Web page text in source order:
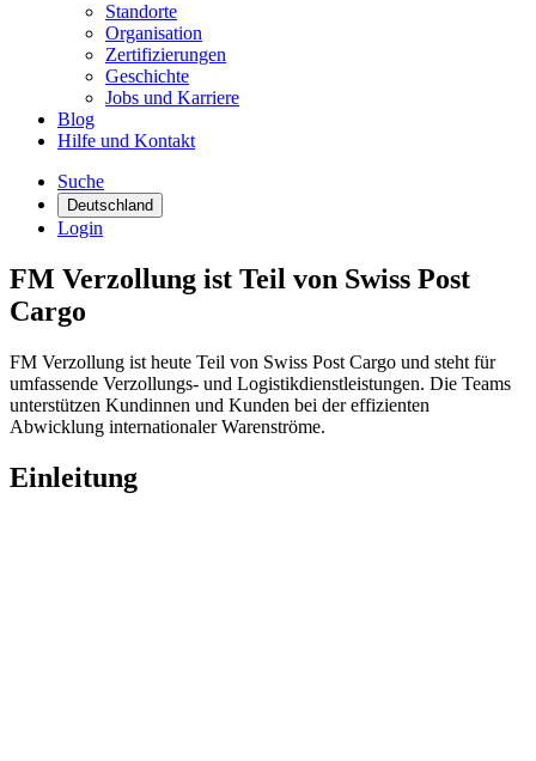
Standorte
Organisation
Zertifizierungen
Geschichte
Jobs und Karriere
Blog
Hilfe und Kontakt
Suche
Deutschland
Login
FM Verzollung ist Teil von Swiss Post
Cargo
FM Verzollung ist heute Teil von Swiss Post Cargo und steht für
umfassende Verzollungs- und Logistikdienstleistungen. Die Teams
unterstützen Kundinnen und Kunden bei der effizienten
Abwicklung internationaler Warenströme.
Einleitung